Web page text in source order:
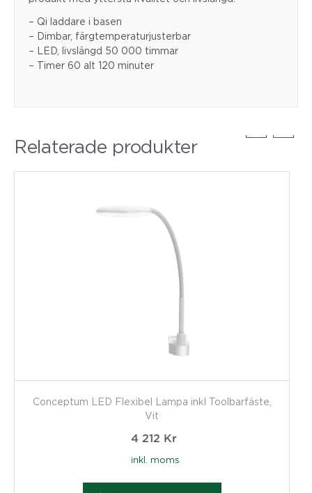
– Qi laddare i basen
– Dimbar, färgtemperaturjusterbar
– LED, livslängd 50 000 timmar
– Timer 60 alt 120 minuter
Relaterade produkter
Conceptum LED Flexibel Lampa inkl Toolbarfäste,
Vit
4 212 Kr
inkl. moms